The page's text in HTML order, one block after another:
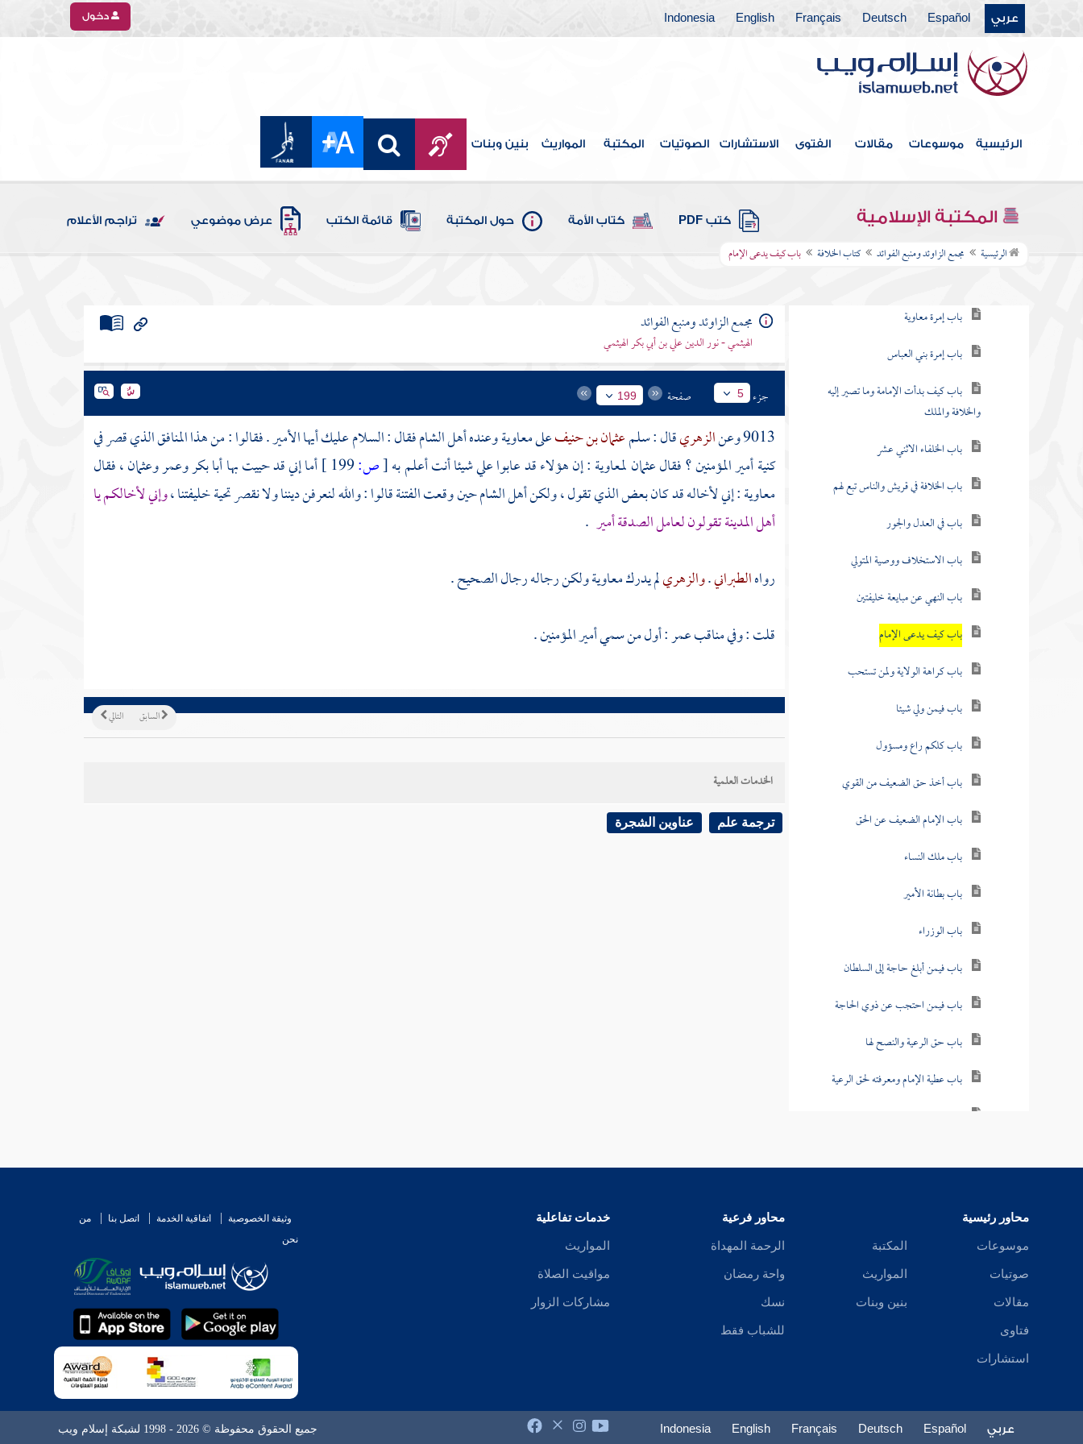
عربي Español
Deutsch
Français
English
Indonesia دخول
الرئيسية موسوعات مقالات الفتوى الاستشارات الصوتيات المكتبة المواريث بنين وبنات
المكتبة الإسلامية كتب PDF كتاب الأمة حول المكتبة قائمة الكتب عرض موضوعي تراجم الأعلام
الرئيسية مجمع الزاوئد ومنبع الفوائد كتاب الخلافة باب كيف يدعى الإمام
كتاب النكاح
كتاب الطلاق
كتاب الأطعمة
كتاب الأشربة
كتاب الطب
كتاب اللباس
كتاب الخلافة
باب إمرة معاوية
باب إمرة بني العباس
باب كيف بدأت الإمامة وما تصير إليه
والخلافة والملك
باب الخلفاء الاثني عشر
باب الخلافة في قريش والناس تبع لهم
باب في العدل والجور
باب الاستخلاف ووصية المتولي
باب النهي عن مبايعة خليفتين
باب كيف يدعى الإمام
باب كراهة الولاية ولمن تستحب
باب فيمن ولي شيئا
باب كلكم راع ومسؤول
باب أخذ حق الضعيف من القوي
باب الإمام الضعيف عن الحق
باب ملك النساء
باب بطانة الأمير
باب الوزراء
باب فيمن أبلغ حاجة إلى السلطان
باب فيمن احتجب عن ذوي الحاجة
باب حق الرعية والنصح لها
باب عطية الإمام ومعرفته لحق الرعية
قتالهم
باب لزوم الجماعة والنهي عن الخروج عن
باب الكلام بالحق عند الأئمة
مجمع الزاوئد ومنبع الفوائد
الهيثمي - نور الدين علي بن أبي بكر الهيثمي
جزء 5 صفحة 199
9013 وعن الزهريقال : سلمعثمان بن حنيفعلىمعاويةوعندهأهل الشامفقال : السلام عليك أيها الأمير . فقالوا : من هذا المنافق الذي قصر في
كنية أمير المؤمنين ؟ فقالعثمانلمعاوية: إن هؤلاء قد عابوا علي شيئا أنت أعلم به[ص:199 ] أما إني قد حييت بهاأبا بكروعمروعثمان، فقال
معاوية: إني لأخاله قد كان بعض الذي تقول ، ولكنأهل الشامحين وقعت الفتنة قالوا : والله لنعرفن ديننا ولا نقصر تحية خليفتنا ،وإني لأخالكم يا
أهل المدينةتقولون لعامل الصدقة أمير .
رواهالطبراني.والزهريلم يدركمعاويةولكن رجاله رجال الصحيح .
قلت : وفي مناقبعمر: أول من سمي أمير المؤمنين .
التالي السابق
الخدمات العلمية
ترجمة علم عناوين الشجرة
محاور رئيسية
موسوعات
صوتيات
مقالات
فتاوى
استشارات
المكتبة
المواريث
بنين وبنات
محاور فرعية
الرحمة المهداة
واحة رمضان
نسك
للشباب فقط
خدمات تفاعلية
المواريث
مواقيت الصلاة
مشاركات الزوار
وثيقة الخصوصية اتفاقية الخدمة اتصل بنا
من
نحن
عربي Español
Deutsch
Français
English
Indonesia جميع الحقوق محفوظة © 2026 - 1998 لشبكة إسلام ويب